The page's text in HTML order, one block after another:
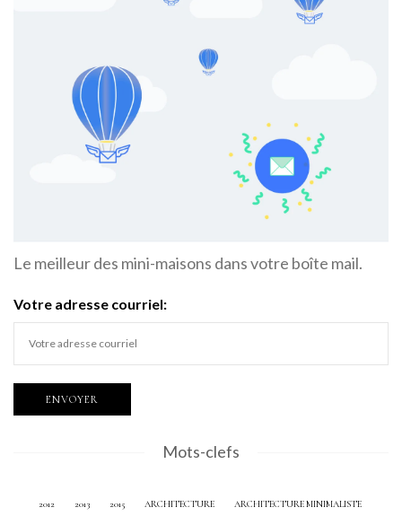
Le meilleur des mini-maisons dans votre boîte mail.
Votre adresse courriel:
Mots-clefs
2012 2013 2015 ARCHITECTURE ARCHITECTURE MINIMALISTE